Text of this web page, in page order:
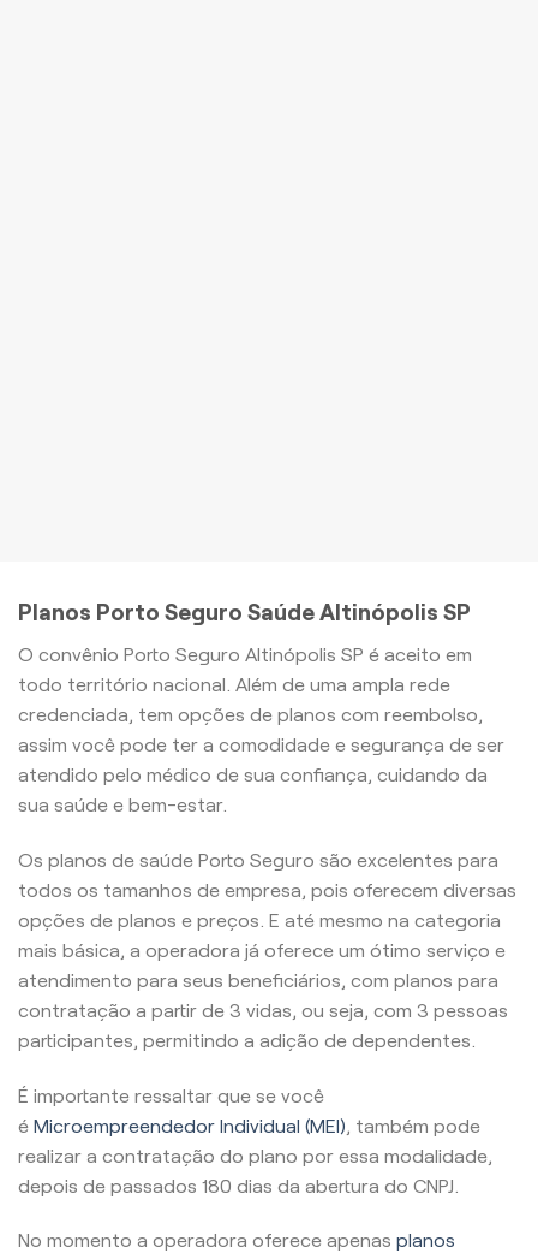
Planos Porto Seguro Saúde Altinópolis SP
O convênio Porto Seguro Altinópolis SP é aceito em
todo território nacional. Além de uma ampla rede
credenciada, tem opções de planos com reembolso,
assim você pode ter a comodidade e segurança de ser
atendido pelo médico de sua confiança, cuidando da
sua saúde e bem-estar.
Os planos de saúde Porto Seguro são excelentes para
todos os tamanhos de empresa, pois oferecem diversas
opções de planos e preços. E até mesmo na categoria
mais básica, a operadora já oferece um ótimo serviço e
atendimento para seus beneficiários, com planos para
contratação a partir de 3 vidas, ou seja, com 3 pessoas
participantes, permitindo a adição de dependentes.
É importante ressaltar que se você
é Microempreendedor Individual (MEI) , também pode
realizar a contratação do plano por essa modalidade,
depois de passados 180 dias da abertura do CNPJ.
No momento a operadora oferece apenas planos